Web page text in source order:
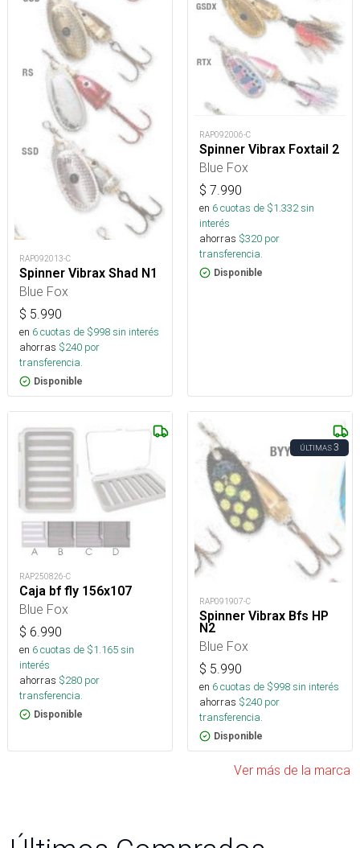
RAP092013-C
Spinner Vibrax Shad N1
Blue Fox
$ 5.990
en 6cuotas de $998sin interés
ahorras $240 por
transferencia.
Disponible
RAP092006-C
Spinner Vibrax Foxtail 2
Blue Fox
$ 7.990
en 6cuotas de $1.332sin
interés
ahorras $320 por
transferencia.
Disponible
RAP250826-C
Caja bf fly 156x107
Blue Fox
$ 6.990
en 6cuotas de $1.165sin
interés
ahorras $280 por
transferencia.
Disponible
ÚLTIMAS3
RAP091907-C
Spinner Vibrax Bfs HP
N2
Blue Fox
$ 5.990
en 6cuotas de $998sin interés
ahorras $240 por
transferencia.
Disponible
Ver más de la marca